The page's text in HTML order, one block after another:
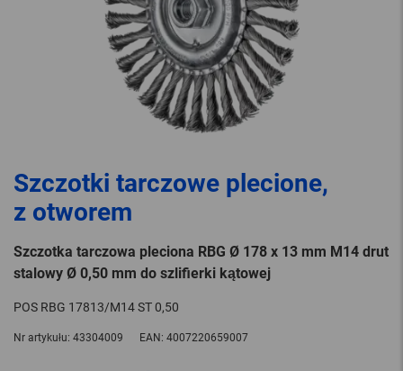
Szczotki tarczowe plecione,
z otworem
Szczotka tarczowa pleciona RBG Ø 178 x 13 mm M14 drut
stalowy Ø 0,50 mm do szlifierki kątowej
POS RBG 17813/M14 ST 0,50
Nr artykułu: 43304009 EAN: 4007220659007